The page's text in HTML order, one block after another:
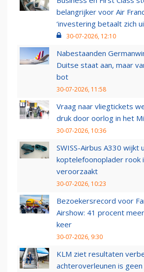
belangrijker voor Air
‘investering betaalt zich
30-07-2026, 12:10
Nabestaanden
Duitse staat aan, maar
bot
30-07-2026, 11:58
Vraag naar vliegtickets
druk door oorlog in het
30-07-2026, 10:36
SWISS-Airbus A330 wijkt
koptelefoonoplader rook
veroorzaakt
30-07-2026, 10:23
Bezoekersrecord voor
Airshow: 41 procent
keer
30-07-2026, 9:30
KLM ziet resultaten
achteroverleunen is